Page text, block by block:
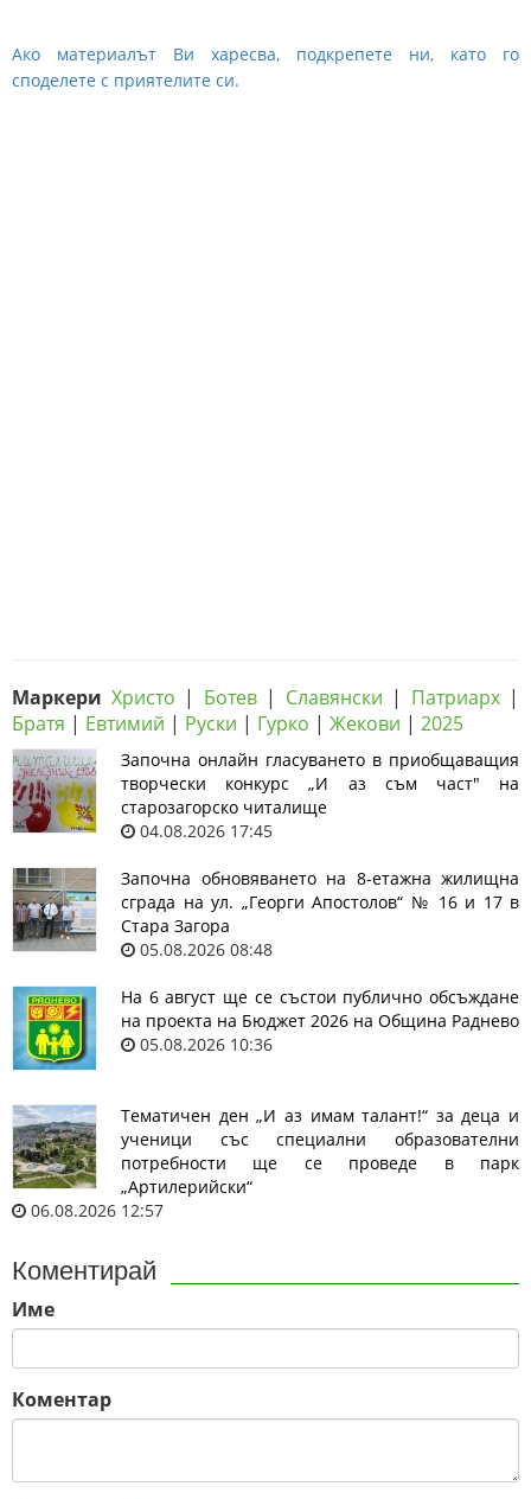
Ако материалът Ви харесва, подкрепете ни, като го
споделете с приятелите си.
Маркери Христо | Ботев| Славянски | Патриарх|
Братя | Евтимий | Руски | Гурко | Жекови | 2025
Започна онлайн гласуването в приобщаващия
творчески конкурс „И аз съм част" на
старозагорско читалище
04.08.2026 17:45
Започна обновяването на 8-етажна жилищна
сграда на ул. „Георги Апостолов“ № 16 и 17 в
Стара Загора
05.08.2026 08:48
На 6 август ще се състои публично обсъждане
на проекта на Бюджет 2026 на Община Раднево
05.08.2026 10:36
Тематичен ден „И аз имам талант!“ за деца и
ученици със специални образователни
потребности ще се проведе в парк
„Артилерийски“
06.08.2026 12:57
Коментирай
Име
Коментар